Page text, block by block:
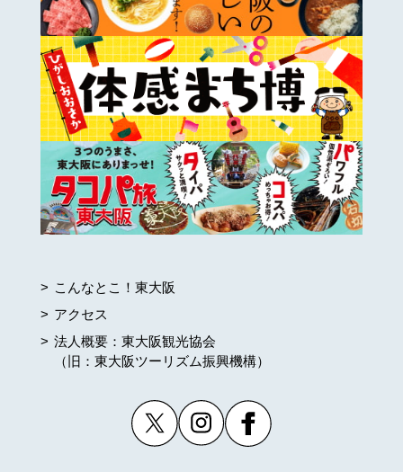
こんなとこ！東大阪
アクセス
法人概要：東大阪観光協会
（旧：東大阪ツーリズム振興機構）